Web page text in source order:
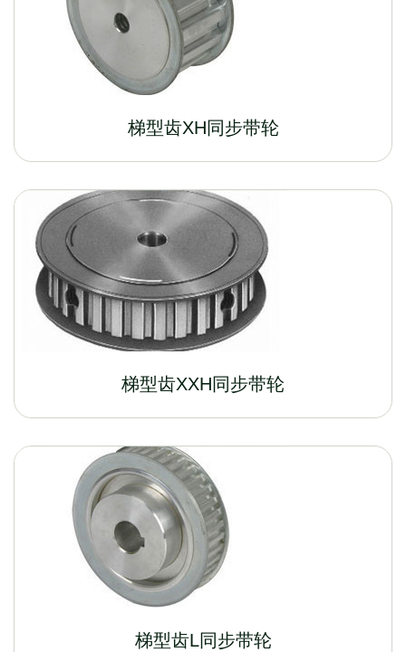
梯型齿XH同步带轮
梯型齿XXH同步带轮
梯型齿L同步带轮